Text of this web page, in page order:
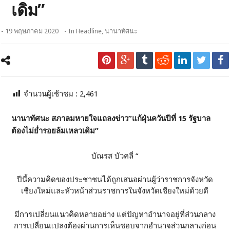
เดิม”
- 19 พฤษภาคม 2020 - InHeadline,นานาทัศนะ
จำนวนผู้เช้าชม : 2,461
นานาทัศนะ สภาลมหายใจแถลงข่าว”แก้ฝุ่นควันปีที่ 15 รัฐบาล
ต้องไม่ย่ำรอยล้มเหลวเดิม”
บัณรส บัวคลี่ “
ปีนี้ความคิดของประชาชนได้ถูกเสนอผ่านผู้ว่าราชการจังหวัด
เชียงใหม่และหัวหน้าส่วนราชการในจังหวัดเชียงใหม่ด้วยดี
มีการเปลี่ยนแนวคิดหลายอย่าง แต่ปัญหาอำนาจอยู่ที่ส่วนกลาง
การเปลี่ยนแปลงต้องผ่านการเห็นชอบจากอำนาจส่วนกลางก่อน